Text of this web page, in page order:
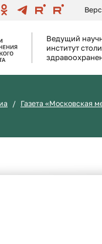
Ведущий
институт
Газета «Московская